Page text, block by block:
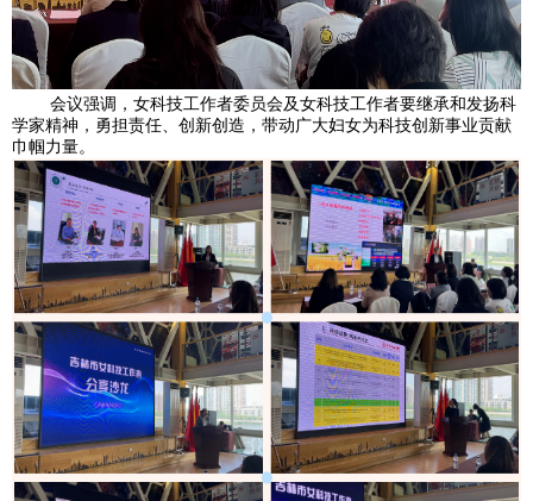
会议强调，女科技工作者委员会及女科技工作者要继承和发扬科
学家精神，勇担责任、创新创造，带动广大妇女为科技创新事业贡献
巾帼力量。